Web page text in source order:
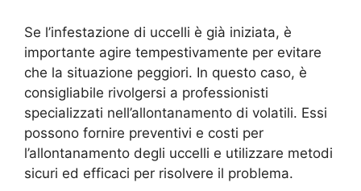
Se l’infestazione di uccelli è già iniziata, è
importante agire tempestivamente per evitare
che la situazione peggiori. In questo caso, è
consigliabile rivolgersi a professionisti
specializzati nell’allontanamento di volatili. Essi
possono fornire preventivi e costi per
l’allontanamento degli uccelli e utilizzare metodi
sicuri ed efficaci per risolvere il problema.